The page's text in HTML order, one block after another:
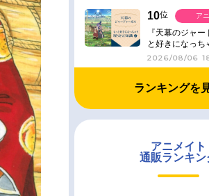
10位
『天幕のジャ
と好きになっち
2026/08/06
ア
ランキングを
アニメイト
通販ランキン